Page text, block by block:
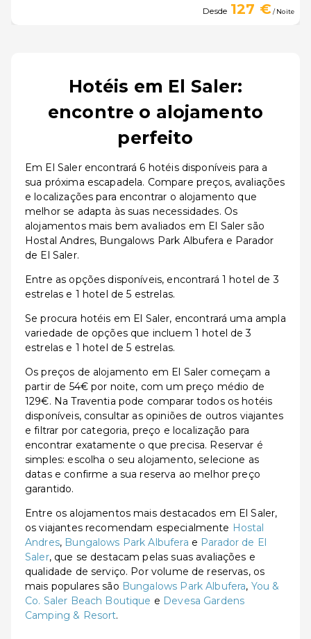
Desde 127 €/ Noite
Hotéis em El Saler:
encontre o alojamento
perfeito
Em El Saler encontrará 6 hotéis disponíveis para a
sua próxima escapadela. Compare preços, avaliações
e localizações para encontrar o alojamento que
melhor se adapta às suas necessidades. Os
alojamentos mais bem avaliados em El Saler são
Hostal Andres, Bungalows Park Albufera e Parador
de El Saler.
Entre as opções disponíveis, encontrará 1 hotel de 3
estrelas e 1 hotel de 5 estrelas.
Se procura hotéis em El Saler, encontrará uma ampla
variedade de opções que incluem 1 hotel de 3
estrelas e 1 hotel de 5 estrelas.
Os preços de alojamento em El Saler começam a
partir de 54€ por noite, com um preço médio de
129€. Na Traventia pode comparar todos os hotéis
disponíveis, consultar as opiniões de outros viajantes
e filtrar por categoria, preço e localização para
encontrar exatamente o que precisa. Reservar é
simples: escolha o seu alojamento, selecione as
datas e confirme a sua reserva ao melhor preço
garantido.
Entre os alojamentos mais destacados em El Saler,
os viajantes recomendam especialmente Hostal
Andres, Bungalows Park Albufera e Parador de El
Saler, que se destacam pelas suas avaliações e
qualidade de serviço. Por volume de reservas, os
mais populares são Bungalows Park Albufera, You &
Co. Saler Beach Boutique e Devesa Gardens
Camping & Resort.